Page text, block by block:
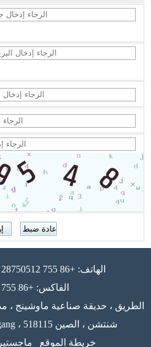
الهاتف: +86 755 28750512 +86 755 2875 0513
الفاكس: +86 755 28750519
Henggang ، حي Longgang ، 518115 شنتشن ، الصين
خريطة الموقع
ماجستير